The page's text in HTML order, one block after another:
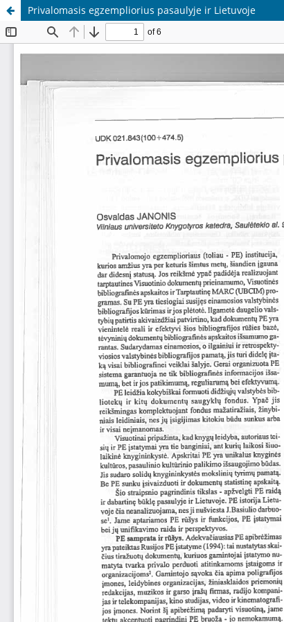
Privalomasis egzempliorius pasaulyje ir Lietuvoje